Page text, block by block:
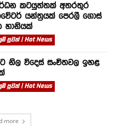
කටයුත්තක් අතරතුර
යන්ත්‍රයක් පෙරලී ගොස්
හානියක්
පුවත් | Hot News
නිල විදෙස් සංචිතවල ඉහළ
පුවත් | Hot News
more